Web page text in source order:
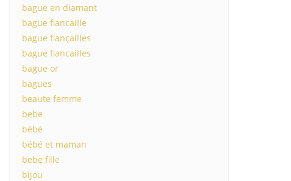
bague en diamant
bague fiancaille
bague fiançailles
bague fiancailles
bague or
bagues
beaute femme
bebe
bébé
bébé et maman
bebe fille
bijou